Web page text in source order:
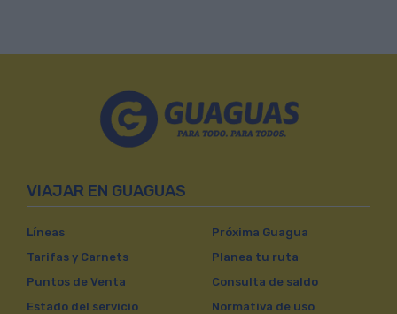
VIAJAR EN GUAGUAS
Líneas
Tarifas y Carnets
Puntos de Venta
Estado del servicio
Próxima Guagua
Planea tu ruta
Consulta de saldo
Normativa de uso